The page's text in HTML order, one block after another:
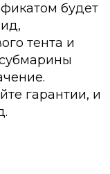
будет
тента и
гарантии, и